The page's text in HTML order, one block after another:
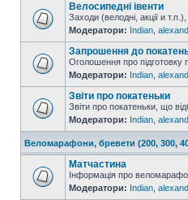
Велосипедні івенти
Заходи (велодні, акції и
Модератори: Indian
Запрошення до
Оголошення про підготовку
Модератори: Indian
Звіти про покатеньки
Звіти про покатеньки, що
Модератори: Indian
Веломарафони, бревети (200, 300,
Матчастина
Інформація про
Модератори: Indian